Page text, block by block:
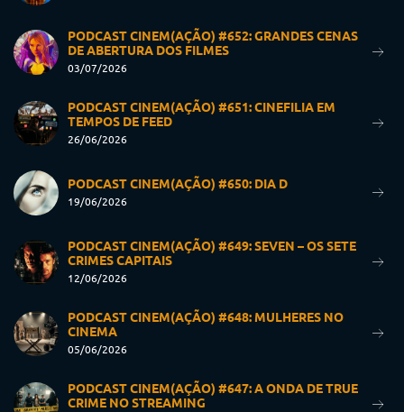
PODCAST CINEM(AÇÃO) #652: GRANDES CENAS
DE ABERTURA DOS FILMES
03/07/2026
PODCAST CINEM(AÇÃO) #651: CINEFILIA EM
TEMPOS DE FEED
26/06/2026
PODCAST CINEM(AÇÃO) #650: DIA D
19/06/2026
PODCAST CINEM(AÇÃO) #649: SEVEN – OS SETE
CRIMES CAPITAIS
12/06/2026
PODCAST CINEM(AÇÃO) #648: MULHERES NO
CINEMA
05/06/2026
PODCAST CINEM(AÇÃO) #647: A ONDA DE TRUE
CRIME NO STREAMING